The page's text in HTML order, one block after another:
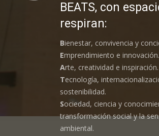
BEATS, con
respiran:
Bienestar, convivencia y
Emprendimiento e innovación.
Arte, creatividad e inspiración.
Tecnología,
sostenibilidad.
Sociedad, ciencia y
transformación social y la
ambiental.